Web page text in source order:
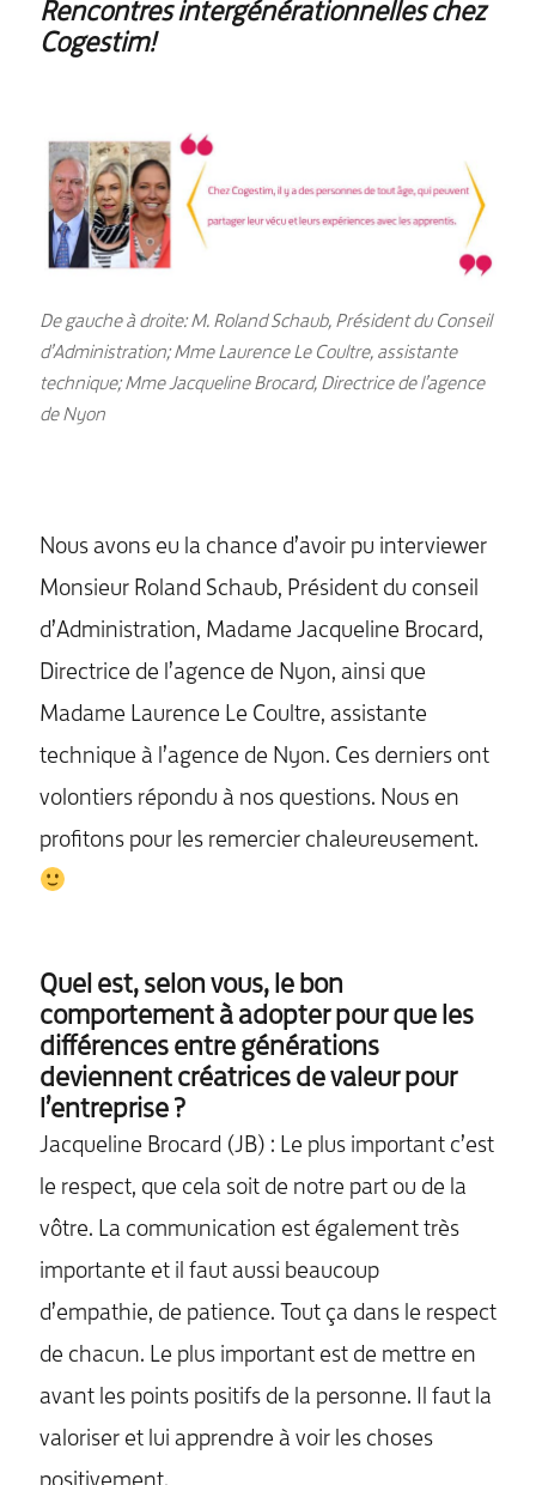
Rencontres intergénérationnelles chez
Cogestim!
De gauche à droite: M. Roland Schaub, Président du Conseil
d’Administration; Mme Laurence Le Coultre, assistante
technique; Mme Jacqueline Brocard, Directrice de l’agence
de Nyon
Nous avons eu la chance d’avoir pu interviewer
Monsieur Roland Schaub, Président du conseil
d’Administration, Madame Jacqueline Brocard,
Directrice de l’agence de Nyon, ainsi que
Madame Laurence Le Coultre, assistante
technique à l’agence de Nyon. Ces derniers ont
volontiers répondu à nos questions. Nous en
profitons pour les remercier chaleureusement.
Quel est, selon vous, le bon
comportement à adopter pour que les
différences entre générations
deviennent créatrices de valeur pour
l’entreprise ?
Jacqueline Brocard (JB) : Le plus important c’est
le respect, que cela soit de notre part ou de la
vôtre. La communication est également très
importante et il faut aussi beaucoup
d’empathie, de patience. Tout ça dans le respect
de chacun. Le plus important est de mettre en
avant les points positifs de la personne. Il faut la
valoriser et lui apprendre à voir les choses